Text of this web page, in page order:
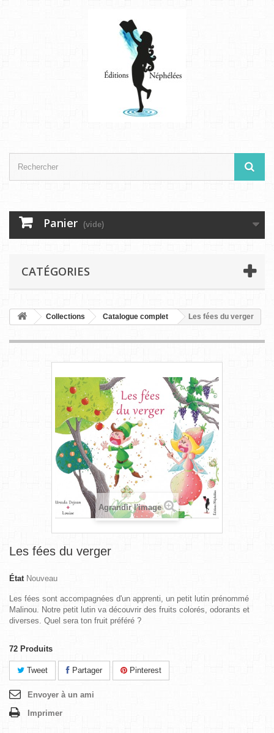
Panier (vide)
CATÉGORIES
Collections Catalogue complet Les fées du verger
Agrandir l'image
Les fées du verger
État Nouveau
Les fées sont accompagnées d'un apprenti, un petit lutin prénommé
Malinou. Notre petit lutin va découvrir des fruits colorés, odorants et
diverses. Quel sera ton fruit préféré ?
72 Produits
Tweet Partager Pinterest
Envoyer à un ami
Imprimer